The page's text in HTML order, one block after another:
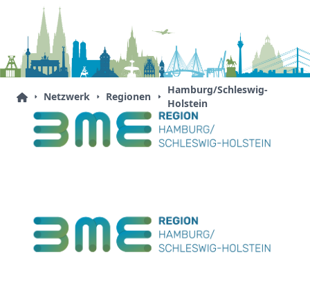
Netzwerk Regionen
Hamburg/Schleswig-
Holstein